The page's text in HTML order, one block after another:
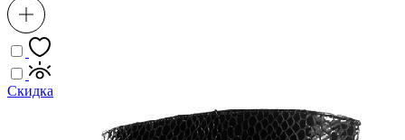
Скидка